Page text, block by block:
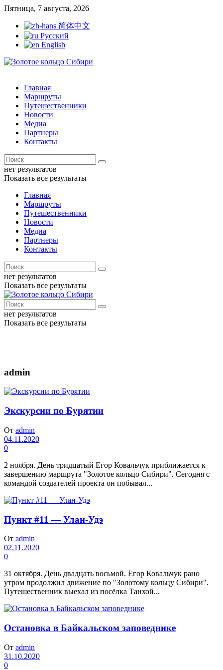
Пятница, 7 августа, 2026
简体中文
Русский
English
Главная
Маршруты
Путешественники
Новости
Медиа
Партнеры
Контакты
нет результатов
Показать все результаты
Главная
Маршруты
Путешественники
Новости
Медиа
Партнеры
Контакты
нет результатов
Показать все результаты
нет результатов
Показать все результаты
admin
Экскурсии по Бурятии
От admin
04.11.2020
0
2 ноября. День тридцатый Егор Ковальчук приближается к
завершению маршрута "Золотое кольцо Сибири". Сегодня с
командой создателей проекта он побывал...
Пункт #11 — Улан-Удэ
От admin
02.11.2020
0
31 октября. День двадцать восьмой. Егор Ковальчук рано
утром продолжил движение по "Золотому кольцу Сибири".
Путешественник выехал из посёлка Танхой...
Остановка в Байкальском заповеднике
От admin
31.10.2020
0